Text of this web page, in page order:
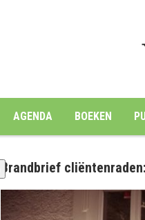
AGENDA BOEKEN
Brandbrief